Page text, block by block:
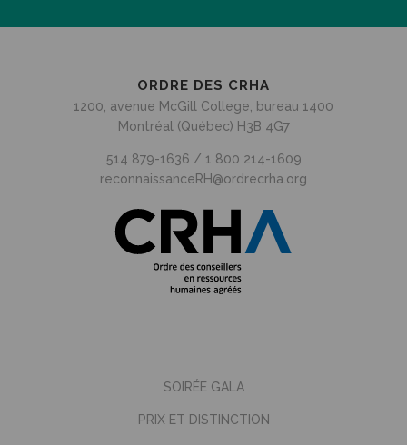
ORDRE DES CRHA
1200, avenue McGill College, bureau 1400
Montréal (Québec) H3B 4G7
514 879-1636 / 1 800 214-1609
reconnaissanceRH@ordrecrha.org
SOIRÉE GALA
PRIX ET DISTINCTION